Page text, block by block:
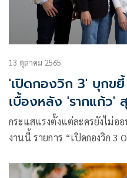
13 ตุลาคม 2565
'เปิดกองวิก 3' บุกข
เบื้องหลัง 'รากแก้ว'
กระแสแรงตั้งแต่ละครยังไม่อ
งานนี้ รายการ “เปิดกองวิก 3
ซีนอารมณ์ ที่ได้ 2 ผู้จัด ฉอด-